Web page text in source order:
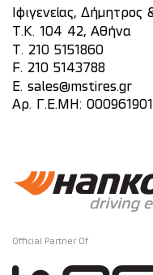
Ιφιγενείας, Δήμητρος
Τ.Κ. 104 42, Αθήνα
T. 210 5151860
F. 210 5143788
E. sales@mstires.gr
Αρ. Γ.Ε.ΜΗ:
Official Partner Of